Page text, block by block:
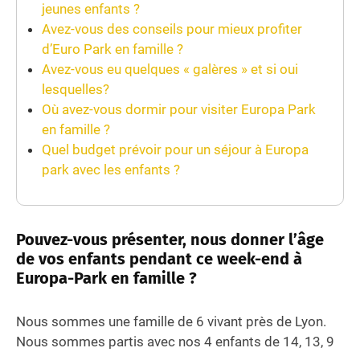
jeunes enfants ?
Avez-vous des conseils pour mieux profiter
d’Euro Park en famille ?
Avez-vous eu quelques « galères » et si oui
lesquelles?
Où avez-vous dormir pour visiter Europa Park
en famille ?
Quel budget prévoir pour un séjour à Europa
park avec les enfants ?
Pouvez-vous présenter, nous donner l’âge
de vos enfants pendant ce week-end à
Europa-Park en famille ?
Nous sommes une famille de 6 vivant près de Lyon.
Nous sommes partis avec nos 4 enfants de 14, 13, 9